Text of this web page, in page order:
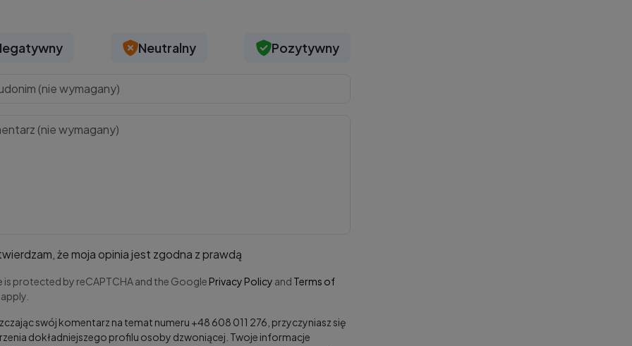
Neutralny Pozytywny
że moja opinia jest zgodna z prawdą
is protected by reCAPTCHA and the Google Privacy Policy and Terms of
apply.
swój komentarz na temat numeru +48 608 011 276, przyczyniasz się
dokładniejszego profilu osoby dzwoniącej. Twoje informacje